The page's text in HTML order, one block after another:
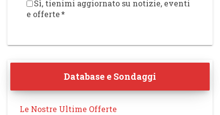
Sì, tienimi aggiornato su notizie, eventi
e offerte*
Database e Sondaggi
Le Nostre Ultime Offerte